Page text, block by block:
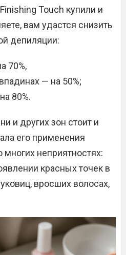
Touch купили и
вам удастся снизить
депиляции:
70%,
— на 50%;
80%.
и других зон стоит и
его применения
неприятностях:
красных точек в
вросших волосах,